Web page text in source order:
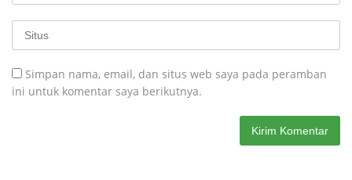
Simpan nama, email, dan situs web saya pada peramban
ini untuk komentar saya berikutnya.